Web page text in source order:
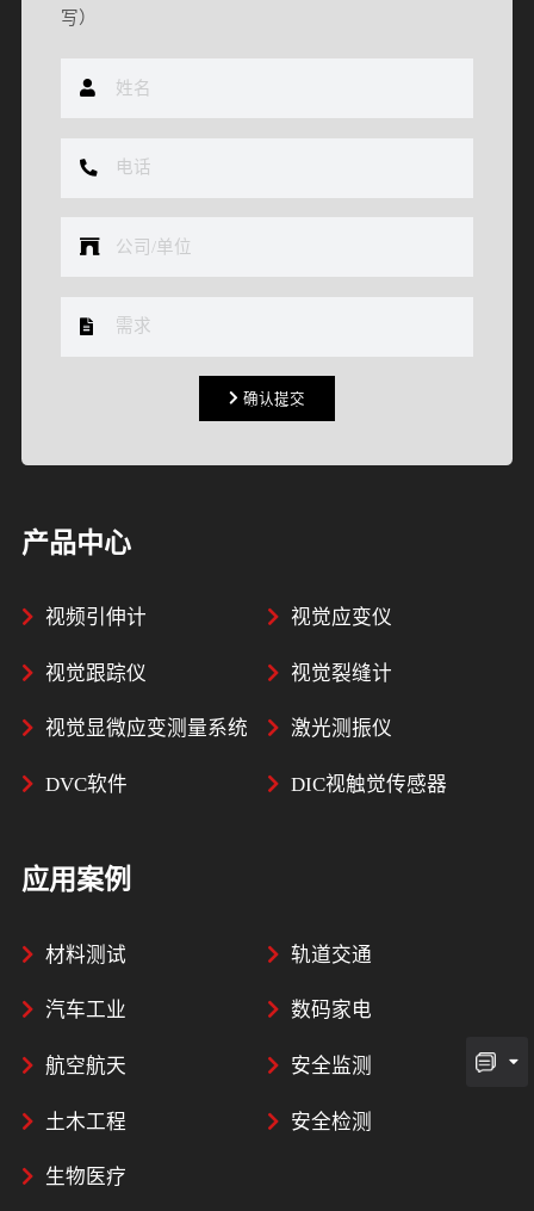
写）
确认提交
产品中心
视频引伸计 视觉应变仪
视觉跟踪仪 视觉裂缝计
视觉显微应变测量系统 激光测振仪
DVC软件 DIC视触觉传感器
应用案例
材料测试
汽车工业
航空航天
土木工程
生物医疗
轨道交通
数码家电
安全监测
安全检测